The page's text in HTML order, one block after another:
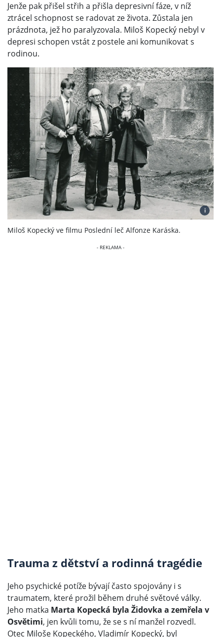
Jenže pak přišel střih a přišla depresivní fáze, v níž
ztrácel schopnost se radovat ze života. Zůstala jen
prázdnota, jež ho paralyzovala. Miloš Kopecký nebyl v
depresi schopen vstát z postele ani komunikovat s
rodinou.
i
Miloš Kopecký ve filmu Poslední leč Alfonze Karáska.
Trauma z dětství a rodinná tragédie
Jeho psychické potíže bývají často spojovány i s
traumatem, které prožil během druhé světové války.
Jeho matka Marta Kopecká byla Židovka a zemřela v
Osvětimi, jen kvůli tomu, že se s ní manžel rozvedl.
Otec Miloše Kopeckého, Vladimír Kopecký, byl